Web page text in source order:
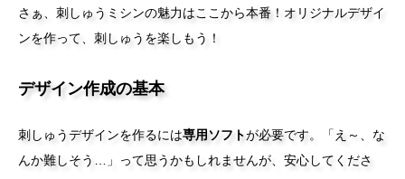
さぁ、刺しゅうミシンの魅力はここから本番！オリジナルデザイ
ンを作って、刺しゅうを楽しもう！
デザイン作成の基本
刺しゅうデザインを作るには専用ソフトが必要です。「え～、な
んか難しそう…」って思うかもしれませんが、安心してくださ